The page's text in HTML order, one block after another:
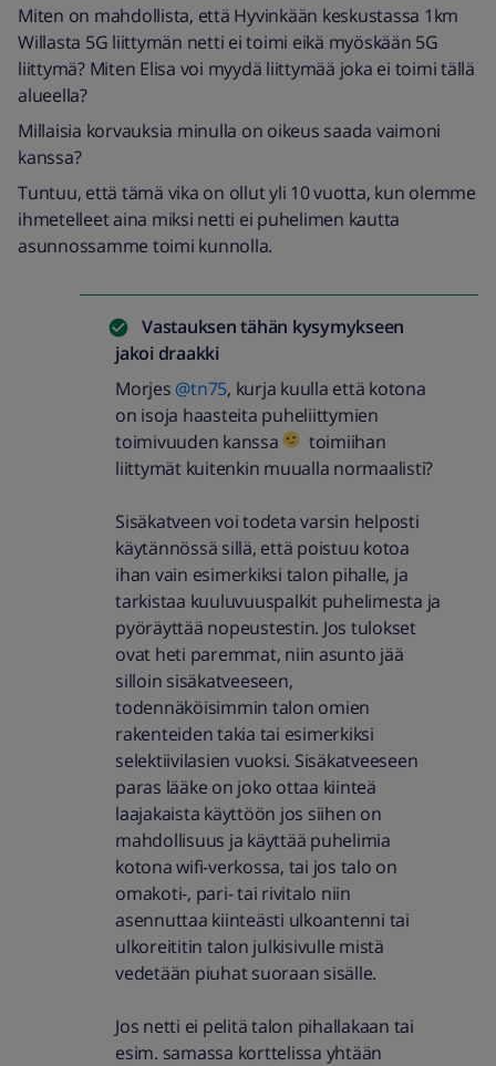
Miten on mahdollista, että Hyvinkään keskustassa 1km
Willasta 5G liittymän netti ei toimi eikä myöskään 5G
liittymä? Miten Elisa voi myydä liittymää joka ei toimi tällä
alueella?
Millaisia korvauksia minulla on oikeus saada vaimoni
kanssa?
Tuntuu, että tämä vika on ollut yli 10 vuotta, kun olemme
ihmetelleet aina miksi netti ei puhelimen kautta
asunnossamme toimi kunnolla.
Vastauksen tähän kysymykseen
jakoi draakki
Morjes @tn75, kurja kuulla että kotona
on isoja haasteita puheliittymien
toimivuuden kanssa
toimiihan
liittymät kuitenkin muualla normaalisti?
Sisäkatveen voi todeta varsin helposti
käytännössä sillä, että poistuu kotoa
ihan vain esimerkiksi talon pihalle, ja
tarkistaa kuuluvuuspalkit puhelimesta ja
pyöräyttää nopeustestin. Jos tulokset
ovat heti paremmat, niin asunto jää
silloin sisäkatveeseen,
todennäköisimmin talon omien
rakenteiden takia tai esimerkiksi
selektiivilasien vuoksi. Sisäkatveeseen
paras lääke on joko ottaa kiinteä
laajakaista käyttöön jos siihen on
mahdollisuus ja käyttää puhelimia
kotona wifi-verkossa, tai jos talo on
omakoti-, pari- tai rivitalo niin
asennuttaa kiinteästi ulkoantenni tai
ulkoreititin talon julkisivulle mistä
vedetään piuhat suoraan sisälle.
Jos netti ei pelitä talon pihallakaan tai
esim. samassa korttelissa yhtään